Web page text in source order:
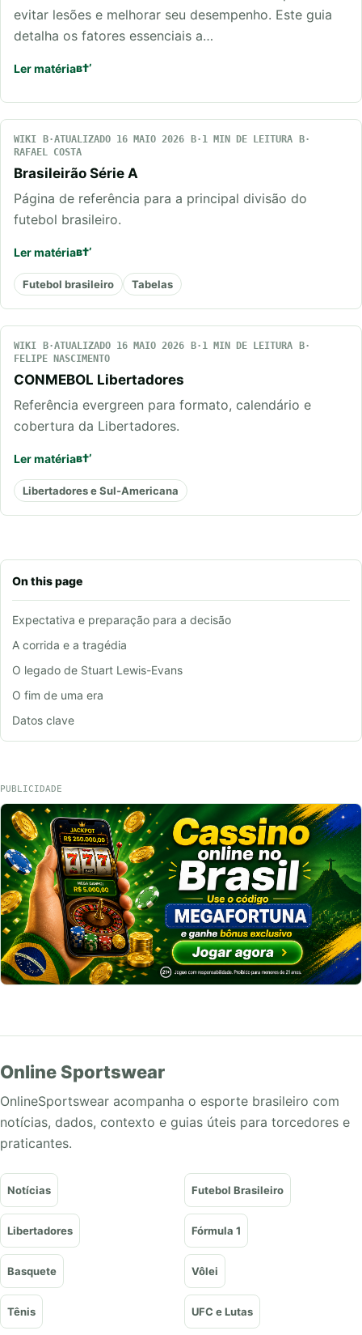
On this page
Expectativa e preparação para a decisão
A corrida e a tragédia
O legado de Stuart Lewis-Evans
O fim de uma era
Datos clave
evitar lesões e melhorar seu desempenho. Este guia
detalha os fatores essenciais a…
Ler matéria
WIKI ATUALIZADO 16 MAIO 2026
1 MIN DE LEITURA
RAFAEL COSTA
Brasileirão Série A
Página de referência para a principal divisão do
futebol brasileiro.
Ler matéria
Futebol brasileiro Tabelas
WIKI ATUALIZADO 16 MAIO 2026
1 MIN DE LEITURA
FELIPE NASCIMENTO
CONMEBOL Libertadores
Referência evergreen para formato, calendário e
cobertura da Libertadores.
Ler matéria
Libertadores e Sul-Americana
PUBLICIDADE
Online Sportswear
OnlineSportswear acompanha o esporte brasileiro com
notícias, dados, contexto e guias úteis para torcedores e
praticantes.
Notícias Futebol Brasileiro
Libertadores Fórmula 1
Basquete Vôlei
Tênis UFC e Lutas